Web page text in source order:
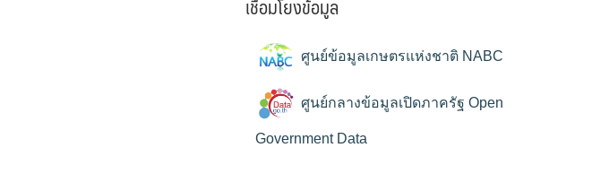
เชื่อมโยงข้อมูล
ศูนย์ข้อมูลเกษตรแห่งชาติ NABC
ศูนย์กลางข้อมูลเปิดภาครัฐ Open
Government Data